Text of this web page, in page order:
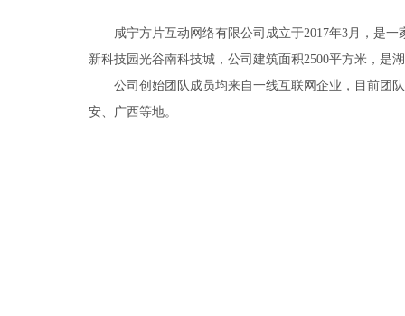
咸宁方片互动网络有限公司成立于2017年3月，是
新科技园光谷南科技城，公司建筑面积2500平方米，是
公司创始团队成员均来自一线互联网企业，目前团
安、广西等地。